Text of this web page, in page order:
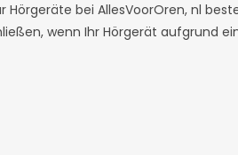
bei AllesVoorOren, nl
wenn Ihr Hörgerät aufgrund